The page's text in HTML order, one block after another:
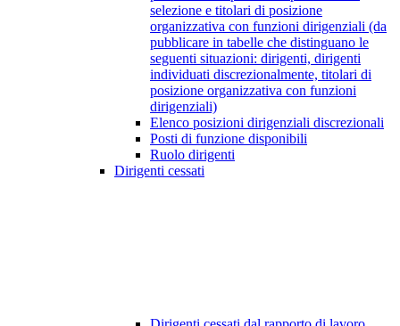
selezione e titolari di posizione
organizzativa con funzioni dirigenziali (da
pubblicare in tabelle che distinguano le
seguenti situazioni: dirigenti, dirigenti
individuati discrezionalmente, titolari di
posizione organizzativa con funzioni
dirigenziali)
Elenco posizioni dirigenziali discrezionali
Posti di funzione disponibili
Ruolo dirigenti
Dirigenti cessati